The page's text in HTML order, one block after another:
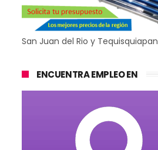
San Juan del Rio y Tequisquiapan
ENCUENTRA EMPLEO EN